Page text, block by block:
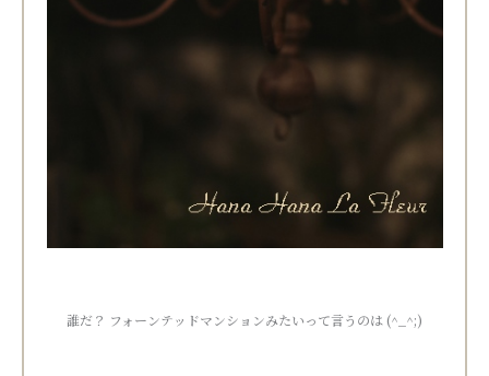
誰だ？ フォーンテッドマンションみたいって言うのは (^_^;)